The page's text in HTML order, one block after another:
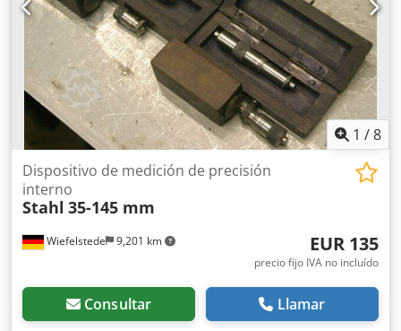
1 /8
Wiefelstede 9,201 km
Dispositivo de medición de precisión
interno
Stahl 35-145 mm
EUR 135
precio fijo IVA no incluído
Consultar Llamar